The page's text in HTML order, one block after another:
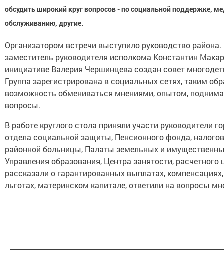
обсудить широкий круг вопросов - по социальной поддержке,
обслуживанию, другие.
Организатором встречи выступило руководство
заместитель руководителя исполкома Константин
инициативе Валерия Чершинцева создан совет
Группа зарегистрирована в социальных сетях, таким
возможность обмениваться мнениями, опытом,
вопросы.
В работе круглого стола приняли участи руководители
отдела социальной защиты, Пенсионного фонда,
районной больницы, Палаты земельных и
Управления образования, Центра занятости, расчетного
рассказали о гарантированных выплатах,
льготах, материнском капитале, ответили на вопросы